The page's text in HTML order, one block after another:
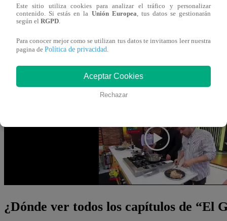
“muy salado”. La siguiente fue Nelly Rossinelli: “El
irregulares”. Por último, Giacomo Bocchio terminó por
Este lunes 16 de octubre, se vive una nueva Noche de
Bernaola se enfrentan en la cocina para definir quiénes
uno abandonará la competencia permanentemente.
¿Dónde ver todos los capítulos de “El
Este sitio utiliza cookies para analizar el tráfico y personalizar
contenido. Si estás en la Unión Europea , tus datos se gestionarán
según el RGPD
Para conocer mejor como se utilizan tus datos te invitamos leer nuestra
pagina de Política de privacidad
Aceptar Cookies
Rechazar